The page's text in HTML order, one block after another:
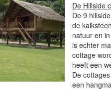
De Hillside
De 9
de
natuur en
is echter
cottage
heeft een
De
een